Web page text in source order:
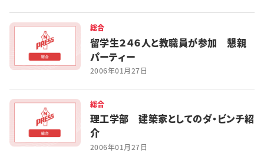
スポーツ
校友
特集・企画
総合
留学生２４６人と教職員が参加 懇親
パーティー
2006年01月27日
総合
理工学部 建築家としてのダ・ビンチ紹
介
2006年01月27日